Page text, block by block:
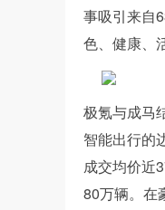
事吸引来自
色、健康、
极氪与成马
智能出行的
成交均价近
80万辆。在